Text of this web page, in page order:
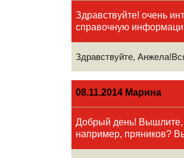
Здравствуйте! очень
справочную
Здравствуйте,
08.11.2014 Марина
Добрый день! Вышлите,
например, пряников?